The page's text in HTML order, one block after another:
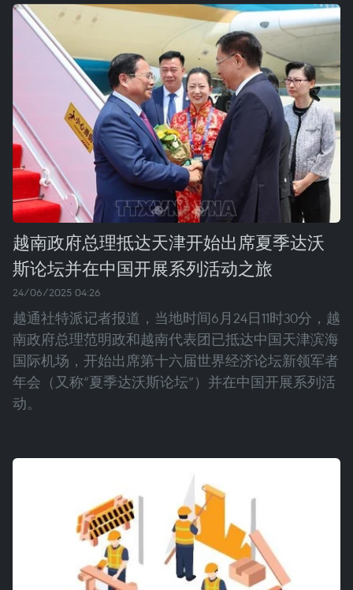
越南政府总理抵达天津开始出席夏季达沃
斯论坛并在中国开展系列活动之旅
24/06/2025 04:26
越通社特派记者报道，当地时间6月24日11时30分，越
南政府总理范明政和越南代表团已抵达中国天津滨海
国际机场，开始出席第十六届世界经济论坛新领军者
年会（又称“夏季达沃斯论坛”）并在中国开展系列活
动。